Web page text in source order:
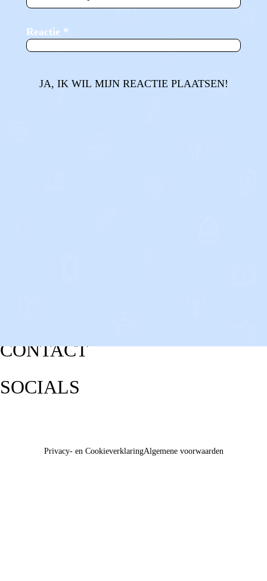
Reactie *
JA, IK WIL MIJN REACTIE PLAATSEN!
CONTACT
SOCIALS
Privacy- en CookieverklaringAlgemene voorwaarden